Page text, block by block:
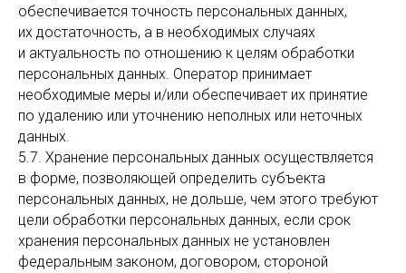
обеспечивается точность персональных данных,
их достаточность, а в необходимых случаях
и актуальность по отношению к целям обработки
персональных данных. Оператор принимает
необходимые меры и/или обеспечивает их принятие
по удалению или уточнению неполных или неточных
данных.
5.7. Хранение персональных данных осуществляется
в форме, позволяющей определить субъекта
персональных данных, не дольше, чем этого требуют
цели обработки персональных данных, если срок
хранения персональных данных не установлен
федеральным законом, договором, стороной